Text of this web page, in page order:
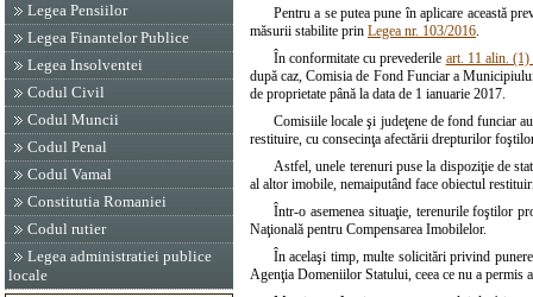
Legea Pensiilor
Legea Finantelor Publice
Legea Insolventei
Codul Civil
Codul Muncii
Codul Penal
Codul Vamal
Constitutia Romaniei
Codul rutier
Legea administratiei publice
locale
Pentru a se putea pune în aplicare această
măsurii stabilite prin Legea nr. 103/2016
În conformitate cu prevederile art. 11 alin. (1)
după caz, Comisia de Fond Funciar a
de proprietate până la data de 1 ianuarie 2017.
Comisiile locale şi judeţene de fond funciar
restituire, cu consecinţa afectării drepturilor
Astfel, unele terenuri puse la dispoziţie de
al altor imobile, nemaiputând face obiectul
Într-o asemenea situaţie, terenurile foştilor
Naţională pentru Compensarea Imobilelor.
În acelaşi timp, multe solicitări privind
Agenţia Domeniilor Statului, ceea ce nu a